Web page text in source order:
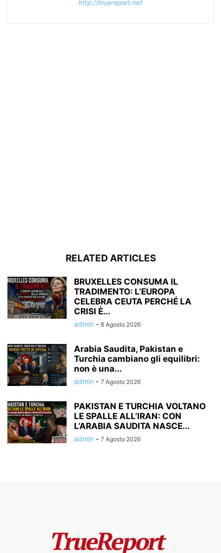
http://truereport.net
RELATED ARTICLES
BRUXELLES CONSUMA IL
TRADIMENTO: L’EUROPA
CELEBRA CEUTA PERCHÉ LA
CRISI È...
admin - 8 Agosto 2026
Arabia Saudita, Pakistan e
Turchia cambiano gli equilibri:
non è una...
admin - 7 Agosto 2026
PAKISTAN E TURCHIA VOLTANO
LE SPALLE ALL’IRAN: CON
L’ARABIA SAUDITA NASCE...
admin - 7 Agosto 2026